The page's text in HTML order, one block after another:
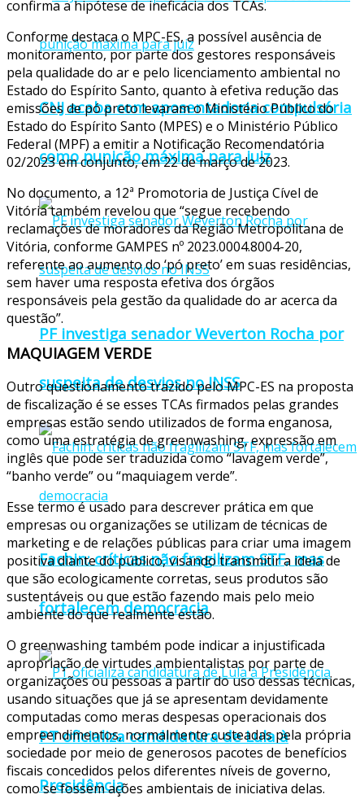
CNJ acaba com aposentadoria compulsória
como punição máxima para juiz
PF investiga senador Weverton Rocha por
suspeita de desvios no INSS
Fachin: críticas não fragilizam STF, mas
fortalecem democracia
PT oficializa candidatura de Lula à
Presidência
confirma a hipótese de ineficácia dos TCAs.
Conforme destaca o MPC-ES, a possível ausência de
monitoramento, por parte dos gestores responsáveis
pela qualidade do ar e pelo licenciamento ambiental no
Estado do Espírito Santo, quanto à efetiva redução das
emissões de pó preto levaram o Ministério Público do
Estado do Espírito Santo (MPES) e o Ministério Público
Federal (MPF) a emitir a Notificação Recomendatória
02/2023 em conjunto, em 22 de março de 2023.
No documento, a 12ª Promotoria de Justiça Cível de
Vitória também revelou que “segue recebendo
reclamações de moradores da Região Metropolitana de
Vitória, conforme GAMPES nº 2023.0004.8004-20,
referente ao aumento do ‘pó preto’ em suas residências,
sem haver uma resposta efetiva dos órgãos
responsáveis pela gestão da qualidade do ar acerca da
questão”.
MAQUIAGEM VERDE
Outro questionamento trazido pelo MPC-ES na proposta
de fiscalização é se esses TCAs firmados pelas grandes
empresas estão sendo utilizados de forma enganosa,
como uma estratégia de greenwashing, expressão em
inglês que pode ser traduzida como “lavagem verde”,
“banho verde” ou “maquiagem verde”.
Esse termo é usado para descrever prática em que
empresas ou organizações se utilizam de técnicas de
marketing e de relações públicas para criar uma imagem
positiva diante do público, visando transmitir a ideia de
que são ecologicamente corretas, seus produtos são
sustentáveis ou que estão fazendo mais pelo meio
ambiente do que realmente estão.
O greenwashing também pode indicar a injustificada
apropriação de virtudes ambientalistas por parte de
organizações ou pessoas a partir do uso dessas técnicas,
usando situações que já se apresentam devidamente
computadas como meras despesas operacionais dos
empreendimentos, normalmente custeadas pela própria
sociedade por meio de generosos pacotes de benefícios
fiscais concedidos pelos diferentes níveis de governo,
como se fossem ações ambientais de iniciativa delas.